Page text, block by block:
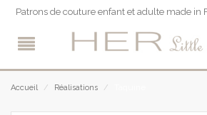
Patrons de couture enfant et adulte made in
Accueil / Réalisations /